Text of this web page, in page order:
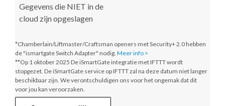
Gegevens die NIET in de
cloud zijn opgeslagen
*Chamberlain/Liftmaster/Craftsman openers met Security+ 2.0 hebben
de "ismartgate Switch Adapter" nodig. Meer info >
**Op 1 oktober 2025 De iSmartGate integratie met IFTTT wordt
stopgezet. De iSmartGate service op IFTTT zal na deze datum niet langer
beschikbaar zijn. We verontschuldigen ons voor het ongemak dat dit
voor jou kan veroorzaken.